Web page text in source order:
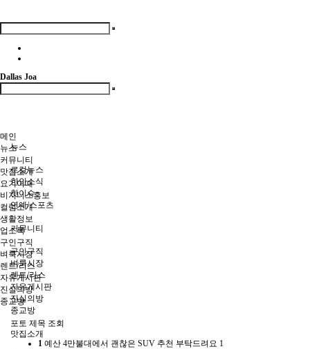
Dallas Joa
뉴스
로컬뉴스
한인소식
핫이슈
연예/스포츠
커뮤니티
구인구직
벼룩시장
렌트/리스
자유게시판
진실의방
종교방
맛집소개
메인
뉴스
커뮤니티
맛집소개
요기어때
비지니스홍보
컬럼소개
생활정보
업소록
구인구직
벼룩시장
렌트/리스
자유게시판
진실의방
종교방
포토 제목 조회
1 예산 4만불대에서 괜찮은 SUV 추천 부탁드려요 1